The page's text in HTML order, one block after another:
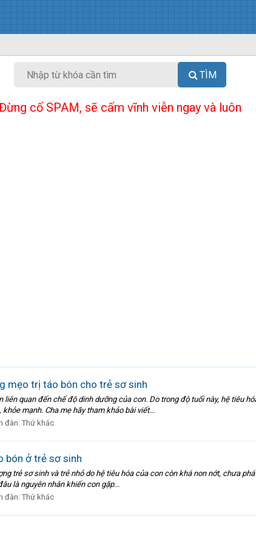
TÌM
cố SPAM, sẽ cấm vĩnh viễn ngay và luôn
mẹo trị táo bón cho trẻ sơ sinh
quan đến chế độ dinh dưỡng của con. Do trong độ tuổi này, hệ tiêu
mạnh. Cha mẹ hãy tham khảo bài viết...
đàn:Thứ khác
bón ở trẻ sơ sinh
trẻ sơ sinh và trẻ nhỏ do hệ tiêu hóa của con còn khá non nớt, chưa
là nguyên nhân khiến con gặp...
đàn:Thứ khác